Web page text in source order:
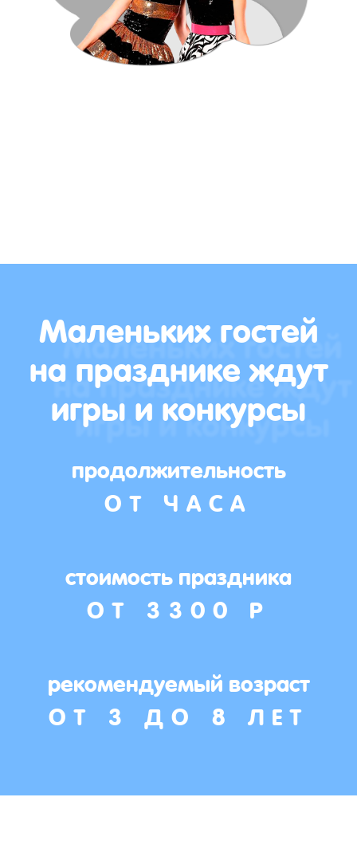
Маленьких гостей
на празднике ждут
игры и конкурсы
продолжительность
ОТ ЧАСА
стоимость праздника
ОТ 3300 Р
рекомендуемый возраст
ОТ 3 ДО 8 ЛЕТ